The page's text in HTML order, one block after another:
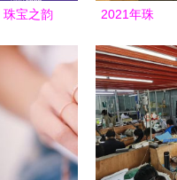
珠宝之韵
的名片哲学
2021年珠
项目市场分
析